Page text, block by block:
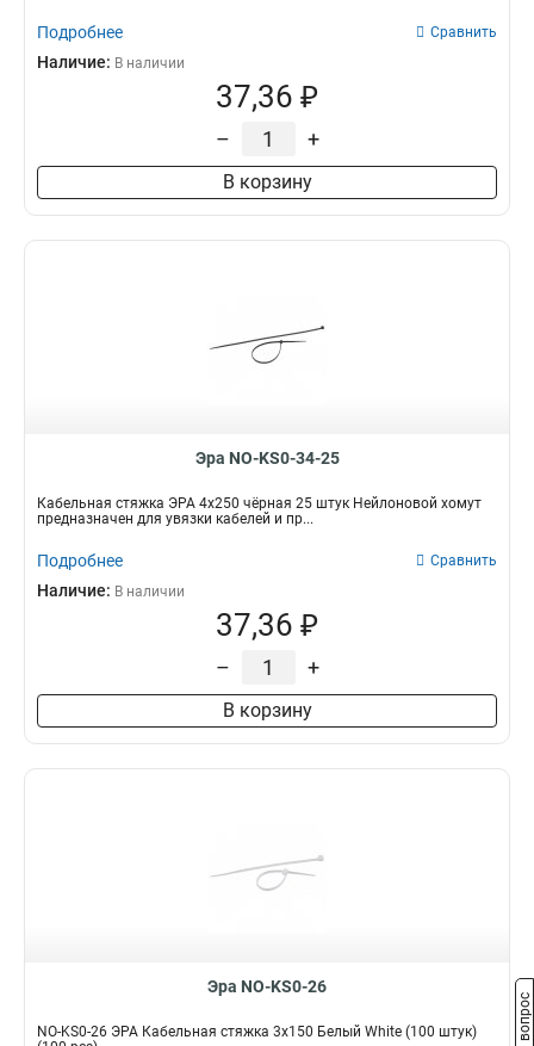
Подробнее Сравнить
Наличие: В наличии
37,36 ₽
– +
В корзину
Эра NO-KS0-34-25
Кабельная стяжка ЭРА 4x250 чёрная 25 штук Нейлоновой хомут
предназначен для увязки кабелей и пр...
Подробнее Сравнить
Наличие: В наличии
37,36 ₽
– +
В корзину
Эра NO-KS0-26
NO-KS0-26 ЭРА Кабельная стяжка 3х150 Белый White (100 штук)